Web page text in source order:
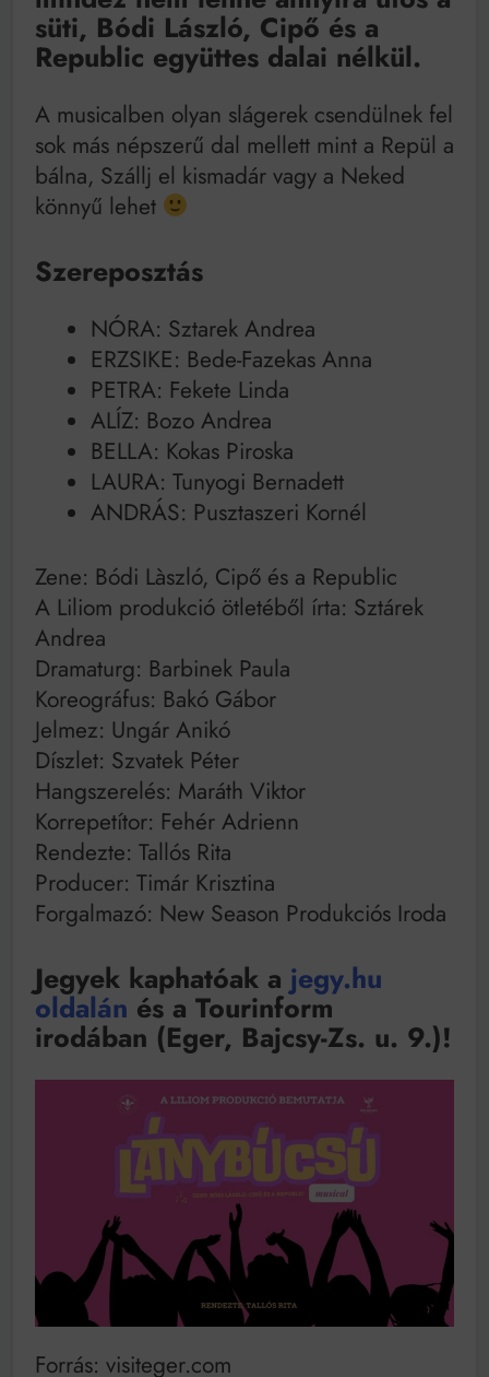
süti, Bódi László, Cipő és a
Republic együttes dalai nélkül.
A musicalben olyan slágerek csendülnek fel
sok más népszerű dal mellett mint a Repül a
bálna, Szállj el kismadár vagy a Neked
könnyű lehet
Szereposztás
NÓRA: Sztarek Andrea
ERZSIKE: Bede-Fazekas Anna
PETRA: Fekete Linda
ALÍZ: Bozo Andrea
BELLA: Kokas Piroska
LAURA: Tunyogi Bernadett
ANDRÁS: Pusztaszeri Kornél
Zene: Bódi Làszló, Cipő és a Republic
A Liliom produkció ötletéből írta: Sztárek
Andrea
Dramaturg: Barbinek Paula
Koreográfus: Bakó Gábor
Jelmez: Ungár Anikó
Díszlet: Szvatek Péter
Hangszerelés: Maráth Viktor
Korrepetítor: Fehér Adrienn
Rendezte: Tallós Rita
Producer: Timár Krisztina
Forgalmazó: New Season Produkciós Iroda
Jegyek kaphatóak a jegy.hu
oldalán és a Tourinform
irodában (Eger, Bajcsy-Zs. u. 9.)!
Forrás: visiteger.com